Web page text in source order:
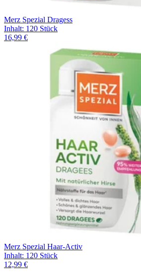
Merz Spezial Dragess
Inhalt: 120 Stück
16,99 €
Merz Spezial Haar-Activ
Inhalt: 120 Stück
12,99 €